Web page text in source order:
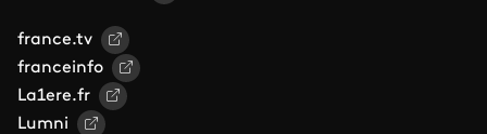
france.tv
franceinfo
La1ere.fr
Lumni